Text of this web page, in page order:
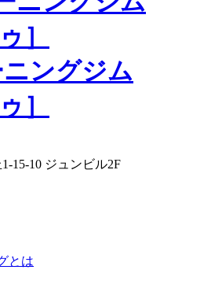
ングジム
］
15-10 ジュンビル2F
とは